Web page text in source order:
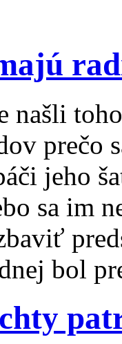
našli
prečo
jeho
sa im
bol